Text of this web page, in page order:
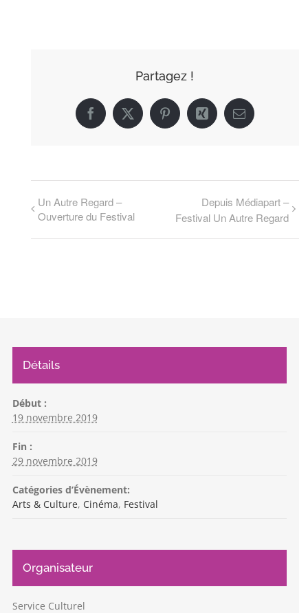
Partagez !
Facebook
X PinterestXing Email
Un Autre Regard –
Ouverture du Festival
Depuis Médiapart –
Festival Un Autre Regard
Détails
Début :
19 novembre 2019
Fin :
29 novembre 2019
Catégories d’Évènement:
Arts & Culture, Cinéma, Festival
Organisateur
Service Culturel